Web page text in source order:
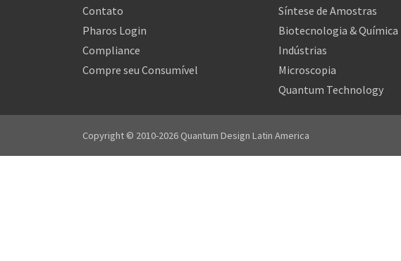
Contato
Pharos Login
Compliance
Compre seu Consumível
Síntese de Amostras
Biotecnologia & Química
Indústrias
Microscopia
Quantum Technology
Copyright © 2010-2026 Quantum Design Latin America